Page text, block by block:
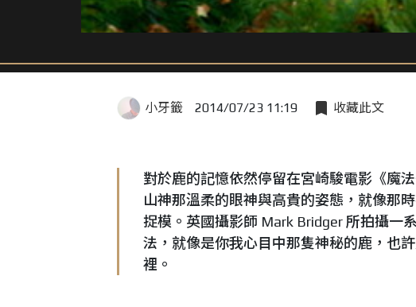
小牙籤 2014/07/23 11:19 收藏此文
對於鹿的記憶依然停留在宮崎駿電影《魔
山神那溫柔的眼神與高貴的姿態，就像那
捉模。英國攝影師 Mark Bridger 所拍攝一
法，就像是你我心目中那隻神秘的鹿，也
裡。